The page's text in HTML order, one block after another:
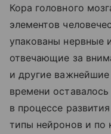
Кора головного
элементов
упакованы нервные
отвечающие за
и другие
времени
в процессе
типы нейронов и по